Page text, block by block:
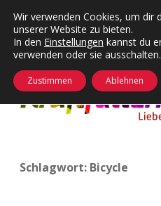
24
Die
KFMW-
Schlagwort: Bicycle
Wir verwenden Cookies, um dir
unserer Website zu bieten.
In den Einstellungen kannst du
verwenden oder sie ausschalten.
Zustimmen Ablehnen